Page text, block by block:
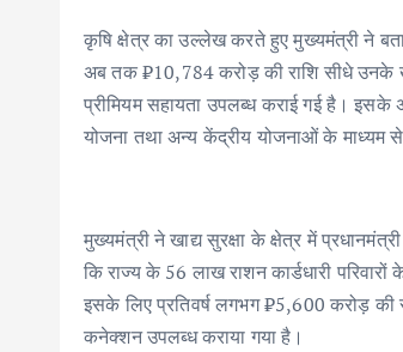
कृषि क्षेत्र का उल्लेख करते हुए मुख्यमंत्री ने
अब तक ₹10,784 करोड़ की राशि सीधे उनके
प्रीमियम सहायता उपलब्ध कराई गई है। इसके
योजना तथा अन्य केंद्रीय योजनाओं के माध्यम
मुख्यमंत्री ने खाद्य सुरक्षा के क्षेत्र में
कि राज्य के 56 लाख राशन कार्डधारी
इसके लिए प्रतिवर्ष लगभग ₹5,600 करोड़
कनेक्शन उपलब्ध कराया गया है।